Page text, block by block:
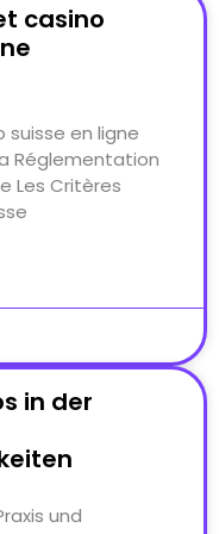
casino
en ligne
Réglementation
Les Critères
in der
und